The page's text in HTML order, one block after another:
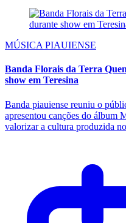
MÚSICA PIAUIENSE
Banda Florais da Terra
show em Teresina
Banda piauiense reuniu o
apresentou canções do álbum
valorizar a cultura produzida